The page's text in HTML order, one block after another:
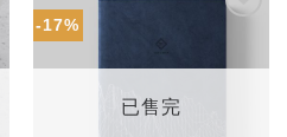
-17%
望輕
已售完